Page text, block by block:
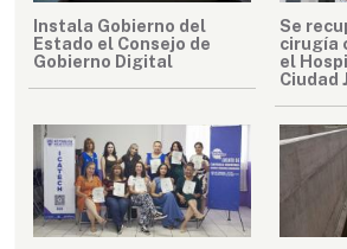
Instala Gobierno del
Estado el Consejo de
Gobierno Digital
Se
cirugía
el
Ciudad